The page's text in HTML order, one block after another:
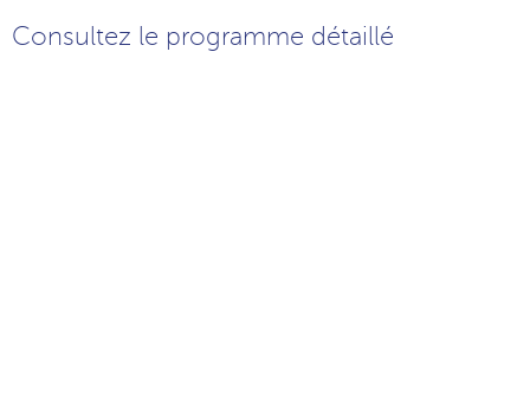
Consultez le programme détaillé